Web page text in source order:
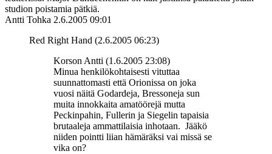
studion poistamia pätkiä.
Antti Tohka 2.6.2005 09:01
Red Right Hand (2.6.2005 06:23)
Korson Antti (1.6.2005 23:08)
Minua henkilökohtaisesti vituttaa
suunnattomasti että Orionissa on joka
vuosi näitä Godardeja, Bressoneja sun
muita innokkaita amatöörejä mutta
Peckinpahin, Fullerin ja Siegelin tapaisia
brutaaleja ammattilaisia inhotaan. Jääkö
niiden pointti liian hämäräksi vai missä se
vika on?